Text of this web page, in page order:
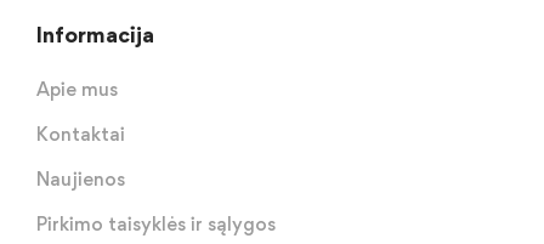
Informacija
Apie mus
Kontaktai
Naujienos
Pirkimo taisyklės ir sąlygos